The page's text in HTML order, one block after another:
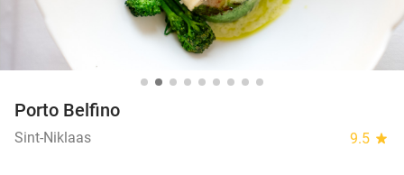
Porto Belfino
Sint-Niklaas 9.5 star